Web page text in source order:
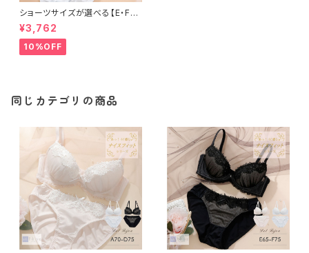
ショーツサイズが選べる【E・F】
セレナーデ ブラ＆ショーツセット
¥3,762
10%OFF
同じカテゴリの商品